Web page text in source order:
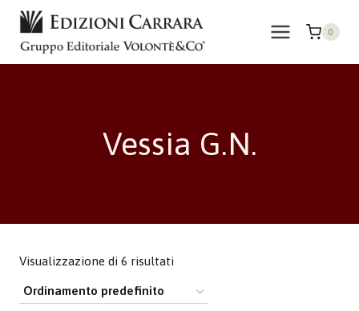
Salta
contenuto
0
Vessia G.N.
Visualizzazione di 6 risultati